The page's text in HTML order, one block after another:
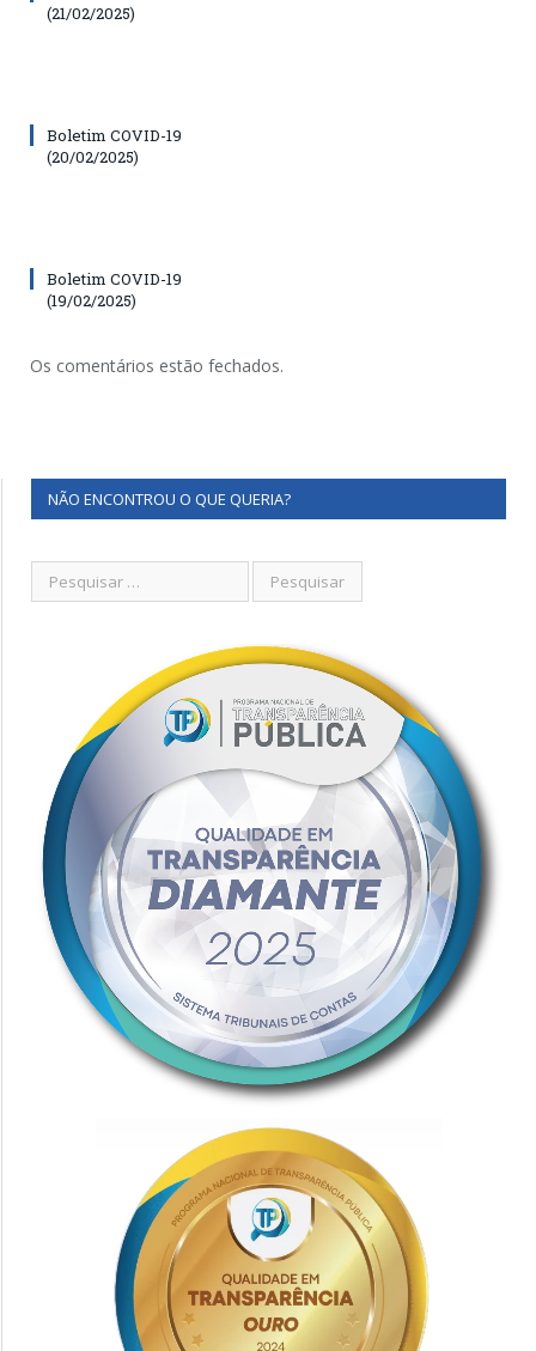
(21/02/2025)
Boletim COVID-19
(20/02/2025)
Boletim COVID-19
(19/02/2025)
Os comentários estão fechados.
NÃO ENCONTROU O QUE QUERIA?